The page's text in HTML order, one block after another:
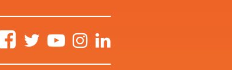
FacebookTwitter YouTubeInstagram